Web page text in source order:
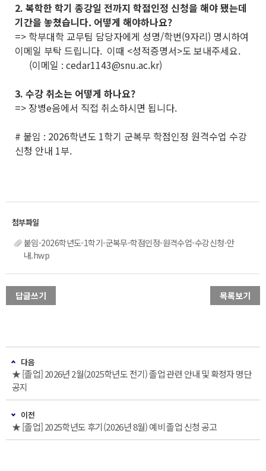
2. 복학한 학기 종강일 전까지 학점인정 신청을 해야 됐는데
기간을 놓쳤습니다. 어떻게 해야하나요?
=> 학부대학 교무팀 담당자에게 성명/학번(9자리) 명시하여
이메일 부탁 드립니다. 이때 <성적증명서>도 보내주세요.
(이메일 : cedar1143@snu.ac.kr)
3. 수강 취소는 어떻게 하나요?
=> 장병e음에서 직접 취소하시면 됩니다.
# 붙임 : 2026학년도 1학기 군복무 학점인정 원격수업 수강
신청 안내 1부.
붙임-2026학년도-1학기-군복무-학점인정-원격수업-수강신청-안
내.hwp
답글쓰기 목록보기
다음
★ [졸업] 2026년 2월(2025학년도 전기) 졸업 관련 안내 및 확정자 명단
공지
이전
★ [졸업] 2025학년도 후기(2026년 8월) 예비 졸업 신청 공고